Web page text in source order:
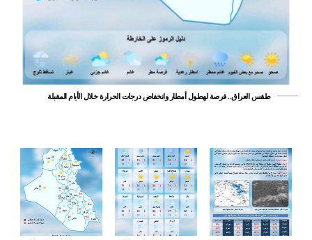
طقس العراق.. فرصة لهطول أمطار وانخفاض درجات الحرارة خلال الأيام المقبلة